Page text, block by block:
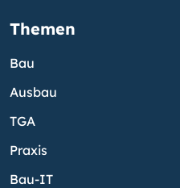
Themen
Bau
Ausbau
TGA
Praxis
Bau-IT